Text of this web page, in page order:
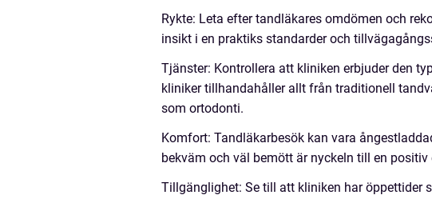
Rykte: Leta efter tandläkares omdömen och
insikt i en praktiks standarder och
Tjänster: Kontrollera att kliniken erbjuder den
kliniker tillhandahåller allt från traditionell
som ortodonti.
Komfort: Tandläkarbesök kan vara
bekväm och väl bemött är nyckeln till en positiv
Tillgänglighet: Se till att kliniken har öppettider